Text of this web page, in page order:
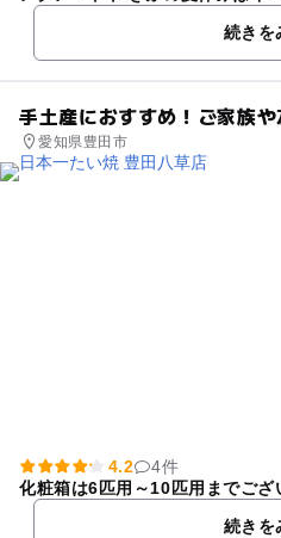
続きを
手土産におすすめ！ご家族
愛知県豊田市
4.2
4件
化粧箱は6匹用～10匹用までござ
続きを